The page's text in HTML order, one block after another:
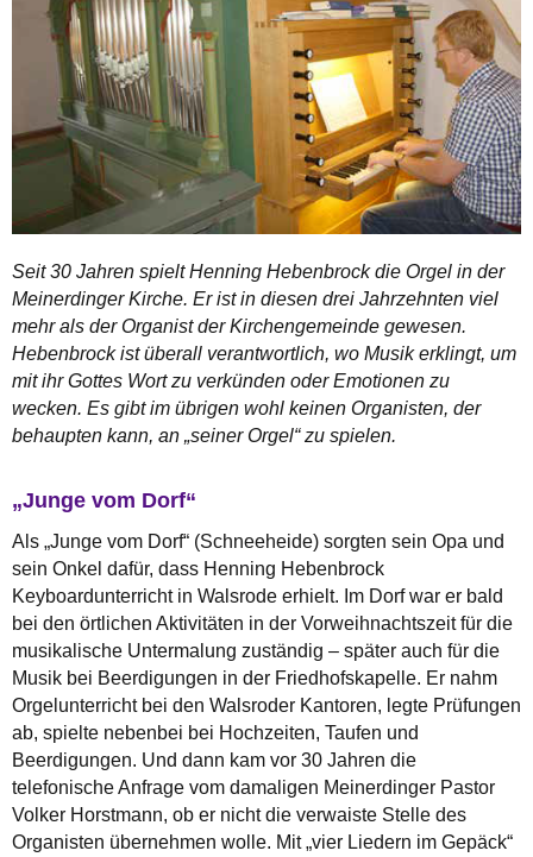
Seit 30 Jahren spielt Henning Hebenbrock die Orgel in der
Meinerdinger Kirche. Er ist in diesen drei Jahrzehnten viel
mehr als der Organist der Kirchengemeinde gewesen.
Hebenbrock ist überall verantwortlich, wo Musik erklingt, um
mit ihr Gottes Wort zu verkünden oder Emotionen zu
wecken. Es gibt im übrigen wohl keinen Organisten, der
behaupten kann, an „seiner Orgel“ zu spielen.
„Junge vom Dorf“
Als „Junge vom Dorf“ (Schneeheide) sorgten sein Opa und
sein Onkel dafür, dass Henning Hebenbrock
Keyboardunterricht in Walsrode erhielt. Im Dorf war er bald
bei den örtlichen Aktivitäten in der Vorweihnachtszeit für die
musikalische Untermalung zuständig – später auch für die
Musik bei Beerdigungen in der Friedhofskapelle. Er nahm
Orgelunterricht bei den Walsroder Kantoren, legte Prüfungen
ab, spielte nebenbei bei Hochzeiten, Taufen und
Beerdigungen. Und dann kam vor 30 Jahren die
telefonische Anfrage vom damaligen Meinerdinger Pastor
Volker Horstmann, ob er nicht die verwaiste Stelle des
Organisten übernehmen wolle. Mit „vier Liedern im Gepäck“